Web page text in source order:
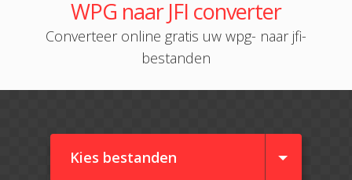
WPG naar JFI converter
Converteer online gratis uw wpg- naar jfi-
bestanden
Kies bestanden